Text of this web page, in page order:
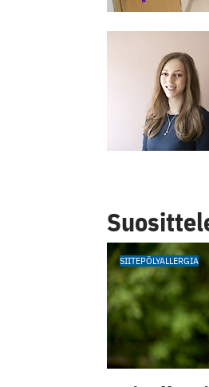
SIITEPÖLYALLERGIA